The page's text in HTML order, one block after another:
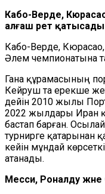
Кабо-Верде,
алғаш рет қатысады
Кабо-Верде,
Әлем чемпионатына
Гана құрамасының
Кейруш та ерекше
дейін 2010 жылы
2022 жылдары Иран
бастап барған.
турнирге қатарынан
кейін мұндай
атанады.
Месси, Роналду